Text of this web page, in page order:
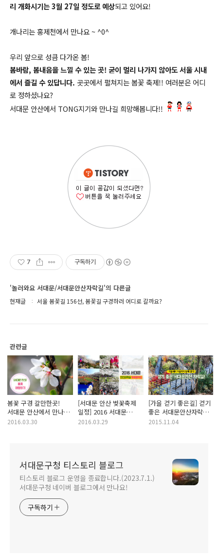
리 개화시기는 3월 27일 정도로 예상되고 있어요!
개나리는 홍제천에서 만나요 ~ ^0^
우리 앞으로 성큼 다가온 봄!
봄바람, 봄내음을 느낄 수 있는 곳! 굳이 멀리 나가지 않아도 서울 시내
에서 즐길 수 있답니다. 곳곳에서 펼쳐지는 봄꽃 축제!! 여러분은 어디
로 정하셨나요?
서대문 안산에서 TONG지기와 만나길 희망해봅니다!!
7 구독하기
'놀러와요 서대문/서대문안산자락길'의 다른글
현재글 서울 봄꽃길 156선, 봄꽃길 구경하러 어디로 갈까요?
관련글
봄꽃 구경 갈만한곳!
서대문 안산에서 만나는
봄꽃, 봄나들이
2016.03.30
[서대문 안산 벚꽃축제
일정] 2016 서대문
안산자락길
2016.03.29
[가을 걷기 좋은길] 걷기
좋은 서대문안산자락길
"가을에서 겨울까지
2015.11.04
서대문구청 티스토리 블로그
티스토리 블로그 운영을 종료합니다.(2023.7.1.)
서대문구청 네이버 블로그에서 만나요!
구독하기